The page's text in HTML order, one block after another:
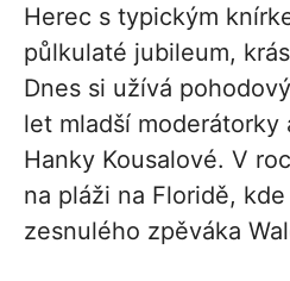
Herec s typickým
půlkulaté jubileum,
Dnes si užívá
let mladší moderátorky
Hanky Kousalové. V
na pláži na Floridě,
zesnulého zpěváka